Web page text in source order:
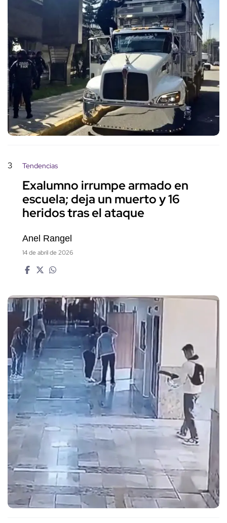
3 Tendencias
Exalumno irrumpe armado en
escuela; deja un muerto y 16
heridos tras el ataque
Anel Rangel
14 de abril de 2026